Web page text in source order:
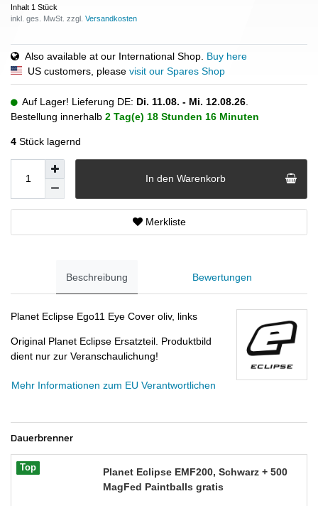
Inhalt 1 Stück
inkl. ges. MwSt. zzgl.
Also available at our International Shop. Buy here
US customers, please visit our Spares Shop
Auf Lager! Lieferung DE: Di. 11.08. - Mi. 12.08.26
Bestellung innerhalb 2 Tag(e) 18 Stunden 16 Minuten
4 Stück lagernd
In den Warenkorb
Merkliste
Beschreibung Bewertungen
Planet Eclipse Ego11 Eye Cover oliv, links
Original Planet Eclipse Ersatzteil. Produktbild
dient nur zur Veranschaulichung!
Mehr Informationen zum EU Verantwortlichen
Dauerbrenner
Top
Planet Eclipse EMF200, Schwarz + 500
MagFed Paintballs gratis